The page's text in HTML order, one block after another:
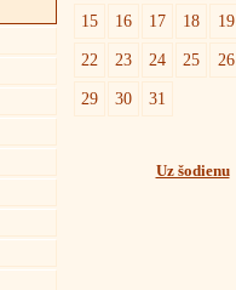
15
16 17 18 19
22
23 24 25 26
29
30 31
Uz šodienu